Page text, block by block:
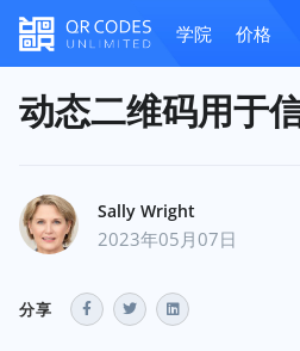
学院 价格
动态二维码用于
Sally Wright
2023年05月07日
分享